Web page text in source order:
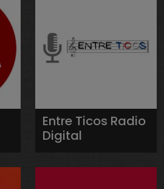
Entre Ticos Radio
Digital